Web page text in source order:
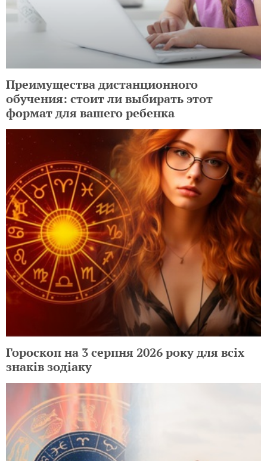
Преимущества дистанционного
обучения: стоит ли выбирать этот
формат для вашего ребенка
Гороскоп на 3 серпня 2026 року для всіх
знаків зодіаку